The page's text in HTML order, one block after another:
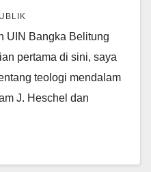
UIN Bangka Belitung
pertama di sini, saya
teologi mendalam
J. Heschel dan